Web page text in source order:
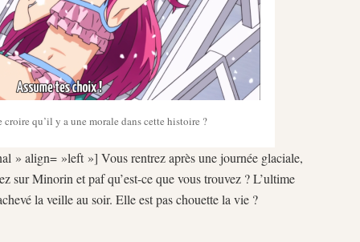
croire qu’il y a une morale dans cette histoire ?
» align= »left »] Vous rentrez après une journée glaciale,
sur Minorin et paf qu’est-ce que vous trouvez ? L’ultime
la veille au soir. Elle est pas chouette la vie ?